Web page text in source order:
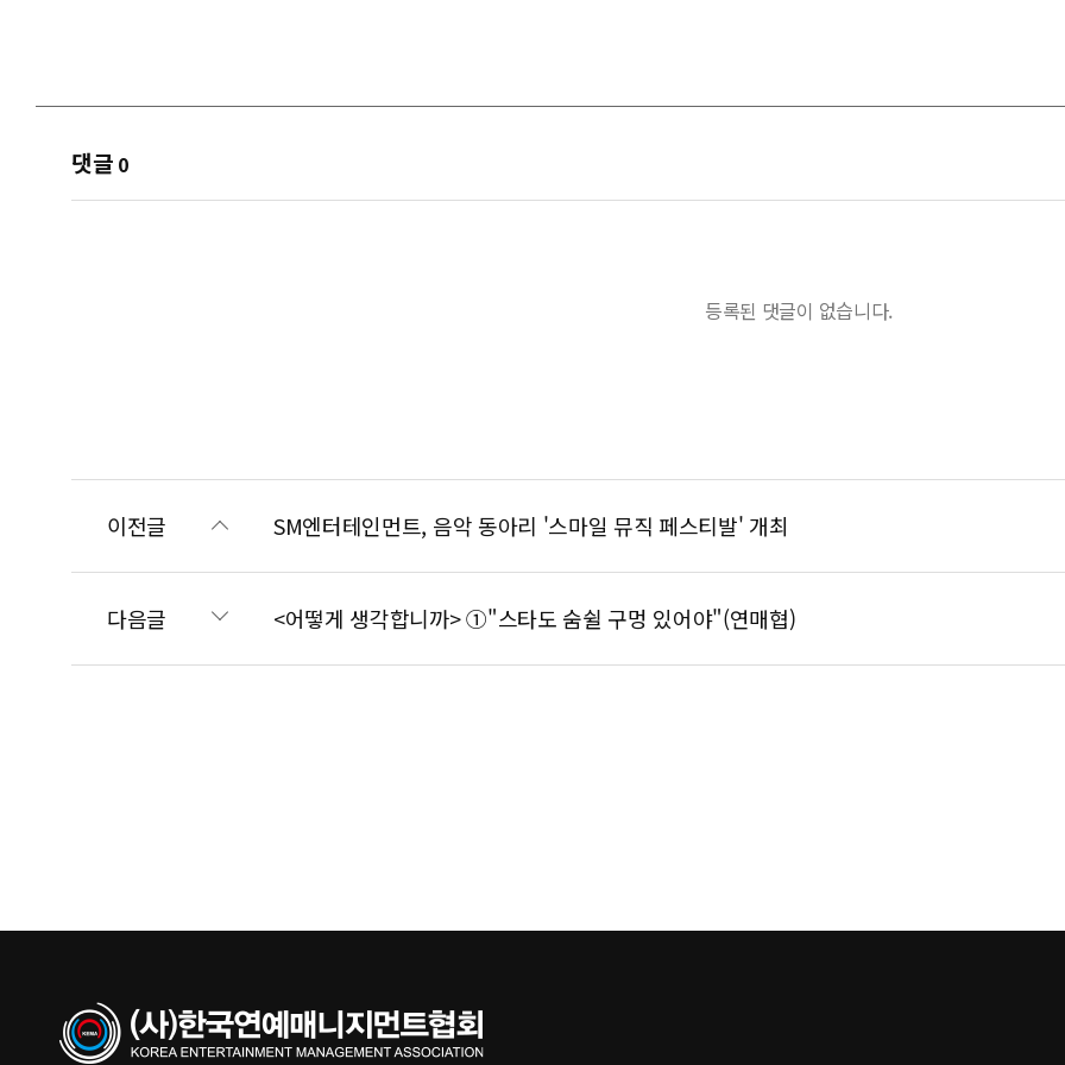
댓글 0
등록된 댓글이 없습니다.
이전글 SM엔터테인먼트, 음악 동아리 '스마일 뮤직 페스티발' 개최
다음글 <어떻게 생각합니까> ①"스타도 숨쉴 구멍 있어야"(연매협)